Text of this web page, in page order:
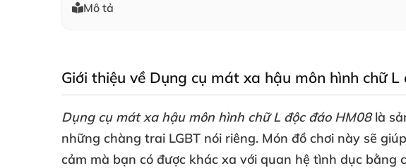
Mô tả
Giới thiệu về Dụng cụ mát xa hậu môn hình chữ
Dụng cụ mát xa hậu môn hình chữ L độc đáo HM08là
những chàng trai LGBT nói riêng. Món đồ chơi này sẽ giúp
cảm mà bạn có được khác xa với quan hệ tình dục bằng